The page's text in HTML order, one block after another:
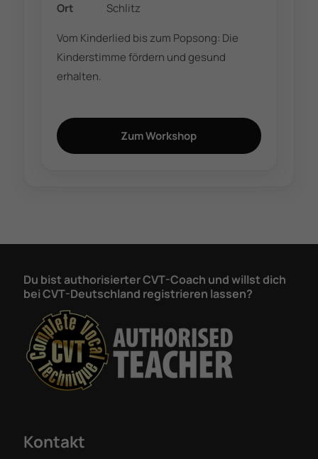
Ort
Schlitz
Vom Kinderlied bis zum Popsong: Die
Kinderstimme fördern und gesund
erhalten.
Zum Workshop
Du bist authorisierter CVT-Coach und willst dich
bei CVT-Deutschland registrieren lassen?
Kontakt